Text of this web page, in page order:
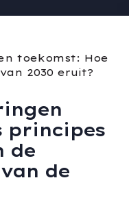
principes
de
de